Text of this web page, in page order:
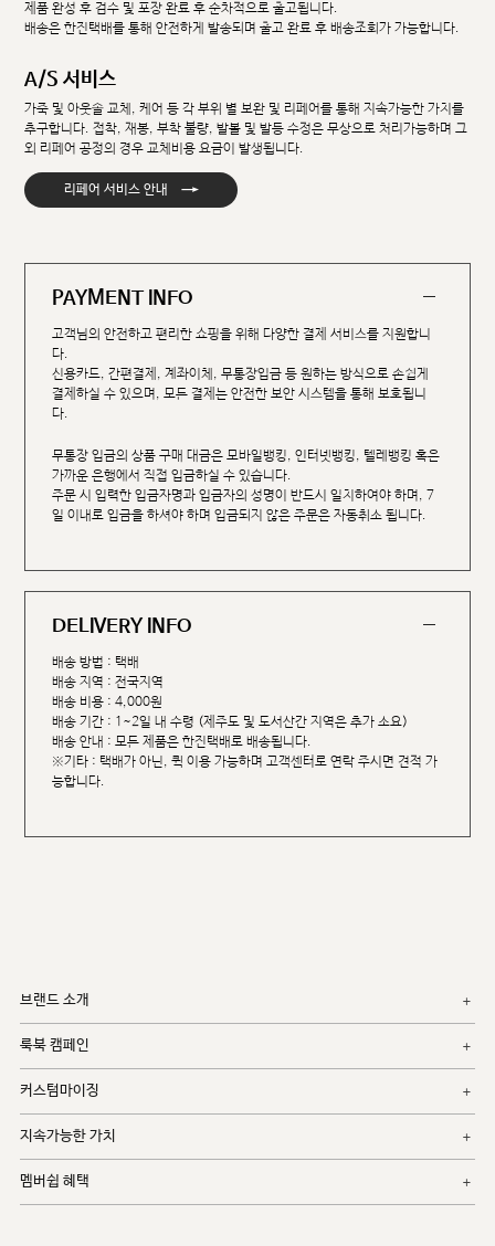
제품 완성 후 검수 및 포장 완료 후 순차적으로 출고됩니다.
배송은 한진택배를 통해 안전하게 발송되며 출고 완료 후 배송조회가 가능합니다.
A/S 서비스
가죽 및 아웃솔 교체, 케어 등 각 부위 별 보완 및 리페어를 통해 지속가능한 가치를
추구합니다. 접착, 재봉, 부착 불량, 발볼 및 발등 수정은 무상으로 처리가능하며 그
외 리페어 공정의 경우 교체비용 요금이 발생됩니다.
리페어 서비스 안내 →
PAYMENT INFO
고객님의 안전하고 편리한 쇼핑을 위해 다양한 결제 서비스를 지원합니
다.
신용카드, 간편결제, 계좌이체, 무통장입금 등 원하는 방식으로 손쉽게
결제하실 수 있으며, 모든 결제는 안전한 보안 시스템을 통해 보호됩니
다.
무통장 입금의 상품 구매 대금은 모바일뱅킹, 인터넷뱅킹, 텔레뱅킹 혹은
가까운 은행에서 직접 입금하실 수 있습니다.
주문 시 입력한 입금자명과 입금자의 성명이 반드시 일치하여야 하며, 7
일 이내로 입금을 하셔야 하며 입금되지 않은 주문은 자동취소 됩니다.
DELIVERY INFO
배송 방법 : 택배
배송 지역 : 전국지역
배송 비용 : 4,000원
배송 기간 : 1~2일 내 수령 (제주도 및 도서산간 지역은 추가 소요)
배송 안내 : 모든 제품은 한진택배로 배송됩니다.
※기타 : 택배가 아닌, 퀵 이용 가능하며 고객센터로 연락 주시면 견적 가
능합니다.
브랜드 소개
룩북 캠페인
커스텀마이징
지속가능한 가치
멤버쉽 혜택